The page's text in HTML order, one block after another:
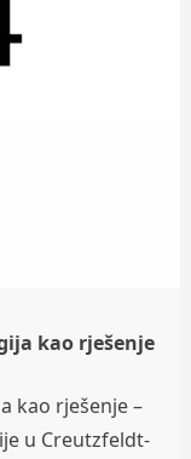
kao rješenje
kao rješenje –
u Creutzfeldt-